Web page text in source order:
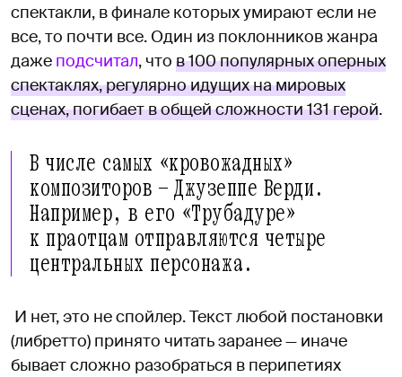
спектакли, в финале которых умирают если не
все, то почти все. Один из поклонников жанра
даже подсчитал, что в 100 популярных оперных
спектаклях, регулярно идущих на мировых
сценах, погибает в общей сложности 131 герой.
В числе самых «кровожадных»
композиторов — Джузеппе Верди.
Например, в его «Трубадуре»
к праотцам отправляются четыре
центральных персонажа.
И нет, это не спойлер. Текст любой постановки
(либретто) принято читать заранее — иначе
бывает сложно разобраться в перипетиях